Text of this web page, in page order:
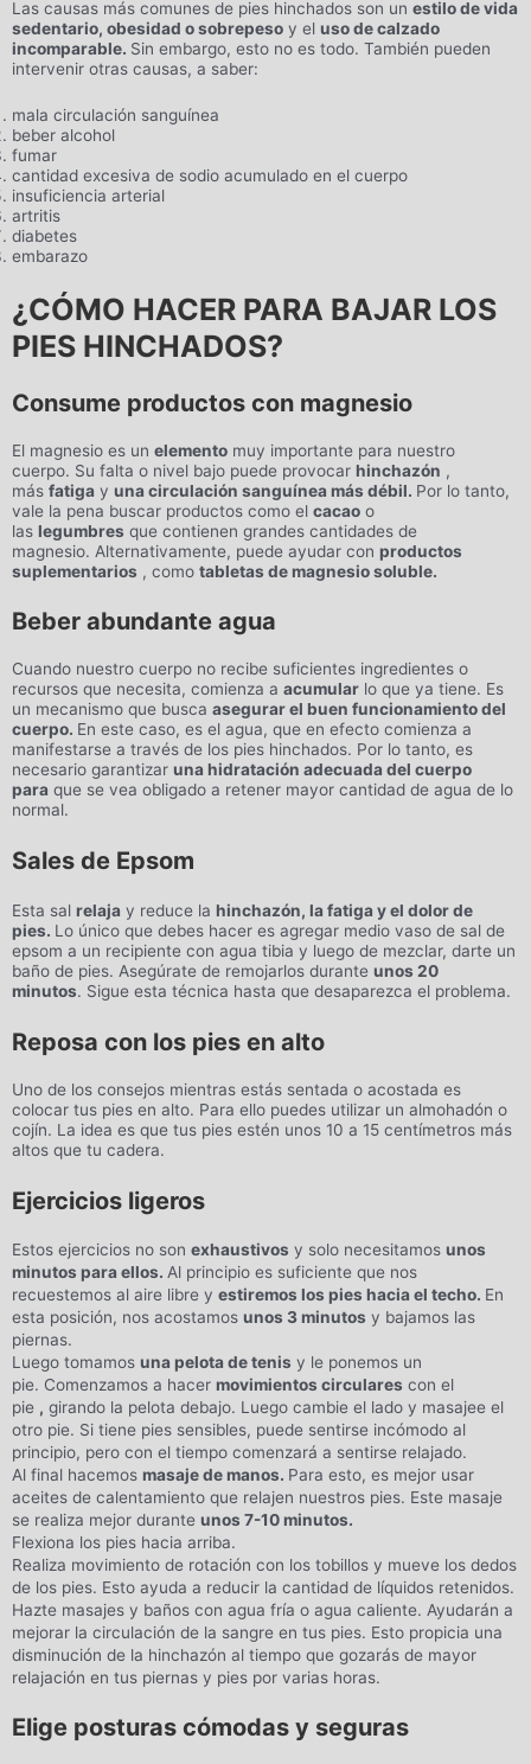
Las causas más comunes de pies hinchados son un estilo de vida
sedentario, obesidad o sobrepeso y el uso de calzado
incomparable. Sin embargo, esto no es todo. También pueden
intervenir otras causas, a saber:
mala circulación sanguínea
beber alcohol
fumar
cantidad excesiva de sodio acumulado en el cuerpo
insuficiencia arterial
artritis
diabetes
embarazo
¿CÓMO HACER PARA BAJAR LOS
PIES HINCHADOS?
Consume productos con magnesio
El magnesio es un elemento muy importante para nuestro
cuerpo. Su falta o nivel bajo puede provocar hinchazón ,
más fatiga y una circulación sanguínea más débil. Por lo tanto,
vale la pena buscar productos como el cacao o
las legumbres que contienen grandes cantidades de
magnesio. Alternativamente, puede ayudar con productos
suplementarios , como tabletas de magnesio soluble.
Beber abundante agua
Cuando nuestro cuerpo no recibe suficientes ingredientes o
recursos que necesita, comienza a acumular lo que ya tiene. Es
un mecanismo que busca asegurar el buen funcionamiento del
cuerpo. En este caso, es el agua, que en efecto comienza a
manifestarse a través de los pies hinchados. Por lo tanto, es
necesario garantizar una hidratación adecuada del cuerpo
para que se vea obligado a retener mayor cantidad de agua de lo
normal.
Sales de Epsom
Esta sal relaja y reduce la hinchazón, la fatiga y el dolor de
pies. Lo único que debes hacer es agregar medio vaso de sal de
epsom a un recipiente con agua tibia y luego de mezclar, darte un
baño de pies. Asegúrate de remojarlos durante unos 20
minutos. Sigue esta técnica hasta que desaparezca el problema.
Reposa con los pies en alto
Uno de los consejos mientras estás sentada o acostada es
colocar tus pies en alto. Para ello puedes utilizar un almohadón o
cojín. La idea es que tus pies estén unos 10 a 15 centímetros más
altos que tu cadera.
Ejercicios ligeros
Estos ejercicios no son exhaustivos y solo necesitamos unos
minutos para ellos. Al principio es suficiente que nos
recuestemos al aire libre y estiremos los pies hacia el techo. En
esta posición, nos acostamos unos 3 minutos y bajamos las
piernas.
Luego tomamos una pelota de tenis y le ponemos un
pie. Comenzamos a hacer movimientos circulares con el
pie , girando la pelota debajo. Luego cambie el lado y masajee el
otro pie. Si tiene pies sensibles, puede sentirse incómodo al
principio, pero con el tiempo comenzará a sentirse relajado.
Al final hacemos masaje de manos. Para esto, es mejor usar
aceites de calentamiento que relajen nuestros pies. Este masaje
se realiza mejor durante unos 7-10 minutos.
Flexiona los pies hacia arriba.
Realiza movimiento de rotación con los tobillos y mueve los dedos
de los pies. Esto ayuda a reducir la cantidad de líquidos retenidos.
Hazte masajes y baños con agua fría o agua caliente. Ayudarán a
mejorar la circulación de la sangre en tus pies. Esto propicia una
disminución de la hinchazón al tiempo que gozarás de mayor
relajación en tus piernas y pies por varias horas.
Elige posturas cómodas y seguras